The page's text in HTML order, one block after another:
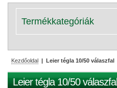
Termékkategóriák
Kezdőoldal | Leier tégla 10/50 válaszfal
Leier tégla 10/50 válaszfal